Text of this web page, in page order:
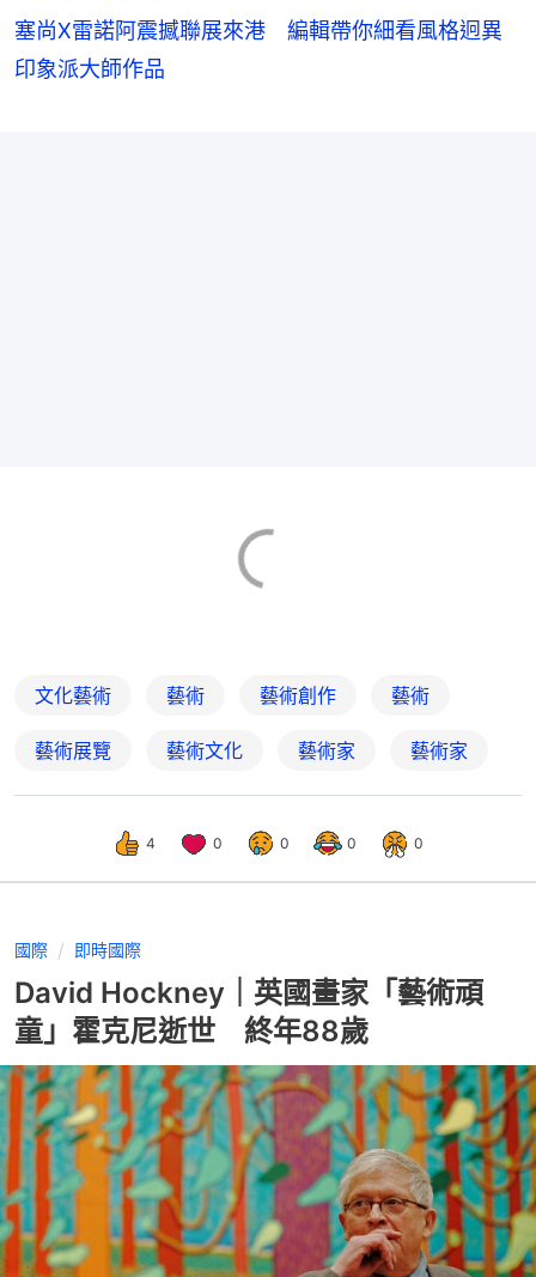
塞尚X雷諾阿震撼聯展來港 編輯帶你細看風格迥異
印象派大師作品
文化藝術 藝術 藝術創作 藝術
藝術展覽 藝術文化 藝術家 藝術家
4 0 0 0 0
國際 即時國際
David Hockney｜英國畫家「藝術頑
童」霍克尼逝世 終年88歲